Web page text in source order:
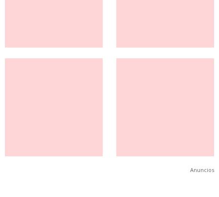
Anuncios